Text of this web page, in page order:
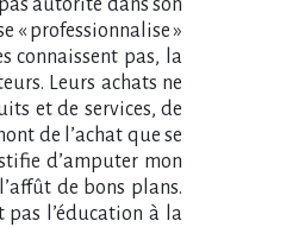
autorité dans son
« professionnalise »
connaissent pas, la
Leurs achats ne
et de services, de
de l’achat que se
d’amputer mon
de bons plans.
pas l’éducation à la